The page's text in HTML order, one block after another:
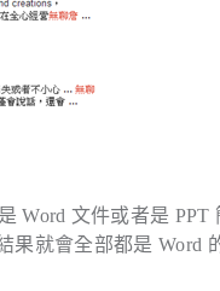
Word 文件或者是
果就會全部都是 Word